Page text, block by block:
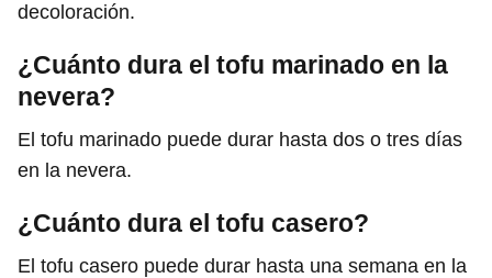
decoloración.
¿Cuánto dura el tofu marinado en la
nevera?
El tofu marinado puede durar hasta dos o tres días
en la nevera.
¿Cuánto dura el tofu casero?
El tofu casero puede durar hasta una semana en la